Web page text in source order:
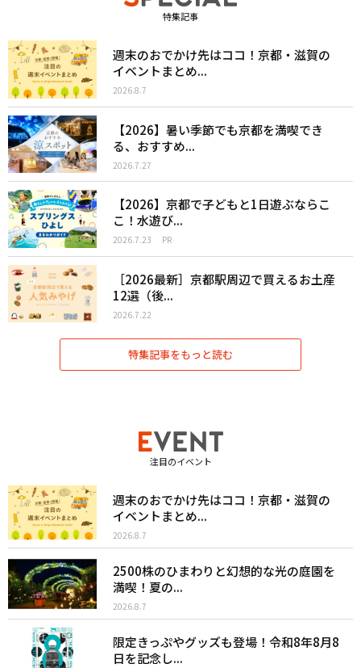
特集記事
週末のおでかけ先はココ！京都・滋賀の
イベントまとめ...
2026.8.7
【2026】暑い季節でも京都を満喫でき
る、おすすめ...
2026.7.27
【2026】京都で子どもと1日遊ぶならこ
こ！水遊び...
2026.7.23 PR
［2026最新］京都駅周辺で買えるお土産
12選（後...
2026.7.22
特集記事をもっと読む
注目のイベント
週末のおでかけ先はココ！京都・滋賀の
イベントまとめ...
2026.8.7
2500株のひまわりと幻想的な光の庭園を
満喫！夏の...
2026.8.7
限定きっぷやグッズも登場！令和8年8月8
日を記念し...